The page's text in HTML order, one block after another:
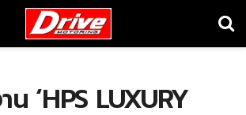
น ‘HPS LUXURY